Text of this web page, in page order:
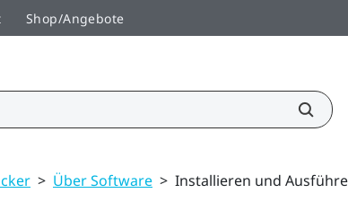
Shop/Angebote
> Über Software > Installieren und